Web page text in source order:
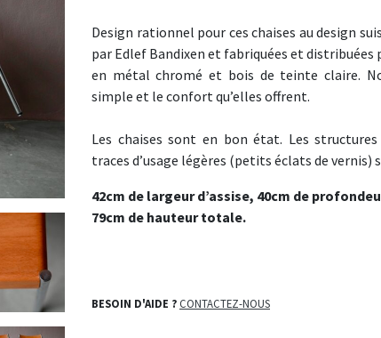
Design rationnel pour ces chaises au design
par Edlef Bandixen et fabriquées et
en métal chromé et bois de teinte claire.
simple et le confort qu’elles offrent.
Les chaises sont en bon état. Les
traces d’usage légères (petits éclats de vernis)
42cm de largeur d’assise, 40cm de
79cm de hauteur totale.
BESOIN D'AIDE ?CONTACTEZ-NOUS